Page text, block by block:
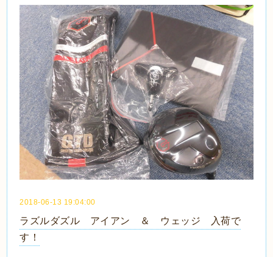
2018-06-13 19:04:00
ラズルダズル アイアン ＆ ウェッジ 入荷で
す！